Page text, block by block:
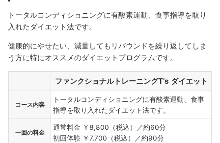
トータルコンディショニングに有酸素運動、食事指導を取り
入れたダイエット法です。
健康的にやせたい、減量してもリバウンドを繰り返してしま
う方に特にオススメのダイエットプログラムです。
ファンクショナルトレーニングT’s ダイエット
コース内容
トータルコンディショニングに有酸素運動、食事
指導を取り入れたダイエット法です。
一回の料金
通常料金 ￥8,800（税込）／約60分
初回体験 ￥7,700（税込）／約90分